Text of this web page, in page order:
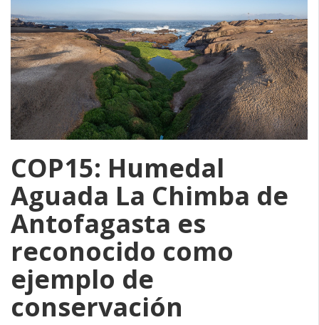
COP15: Humedal
Aguada La Chimba de
Antofagasta es
reconocido como
ejemplo de
conservación